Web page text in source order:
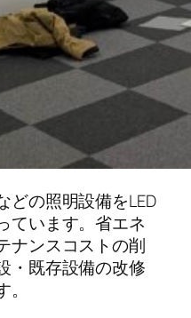
どの照明設備をLED
ています。省エネ
ナンスコストの削
・既存設備の改修